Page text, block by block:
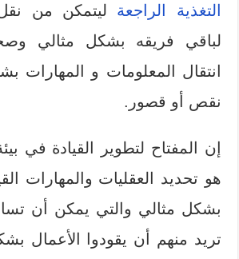
التغذية الراجعة ليتمكن من
لباقي فريقه بشكل مثالي
انتقال المعلومات و المهارات
نقص أو قصور.
إن المفتاح لتطوير القيادة في
هو تحديد العقليات والمهارات
بشكل مثالي والتي يمكن أن
تريد منهم أن يقودوا الأعمال